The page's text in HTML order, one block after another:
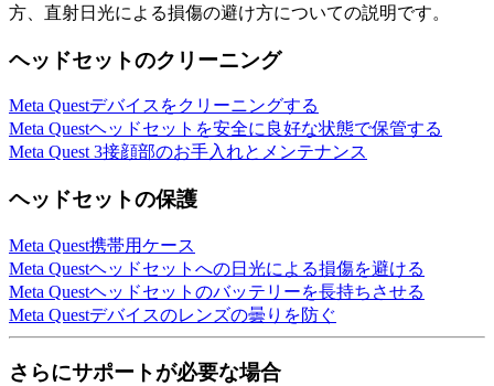
方、直射日光による損傷の避け方についての説明です。
ヘッドセットのクリーニング
Meta Questデバイスをクリーニングする
Meta Questヘッドセットを安全に良好な状態で保管する
Meta Quest 3接顔部のお手入れとメンテナンス
ヘッドセットの保護
Meta Quest携帯用ケース
Meta Questヘッドセットへの日光による損傷を避ける
Meta Questヘッドセットのバッテリーを長持ちさせる
Meta Questデバイスのレンズの曇りを防ぐ
さらにサポートが必要な場合